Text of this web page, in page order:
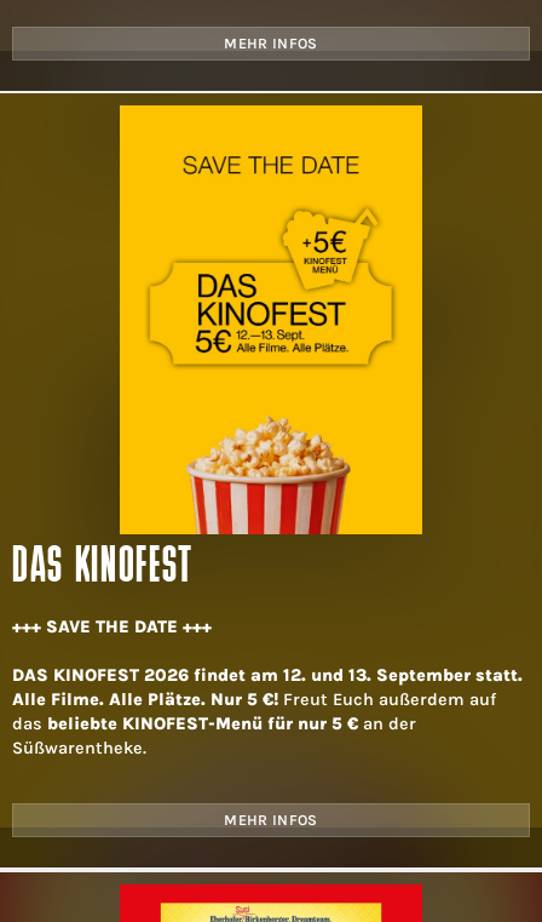
MEHR INFOS
DAS KINOFEST
+++ SAVE THE DATE +++
DAS KINOFEST 2026 findet am 12. und 13. September statt.
Alle Filme. Alle Plätze. Nur 5 €! Freut Euch außerdem auf
das beliebte KINOFEST-Menü für nur 5 € an der
Süßwarentheke.
MEHR INFOS